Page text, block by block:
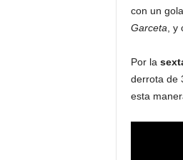
con un
Garceta ,
Por la
derrota de
esta